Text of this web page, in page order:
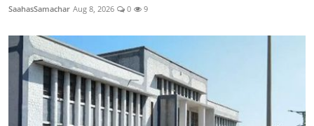
SaahasSamachar Aug 8, 2026 0 9